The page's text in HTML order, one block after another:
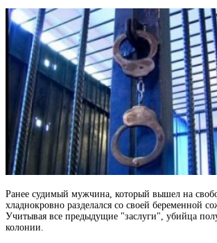
Ранее судимый мужчина, который вышел на
хладнокровно разделался со своей беременной
Учитывая все предыдущие "заслуги", убийца
колонии.